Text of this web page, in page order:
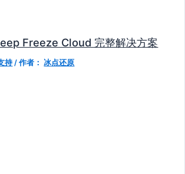
Freeze Cloud 完整解决方案
持 / 作者： 冰点还原